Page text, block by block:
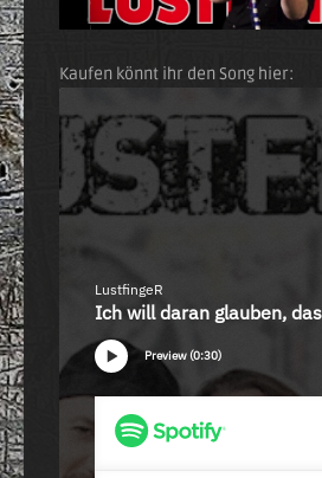
Kaufen könnt ihr den Song hier: